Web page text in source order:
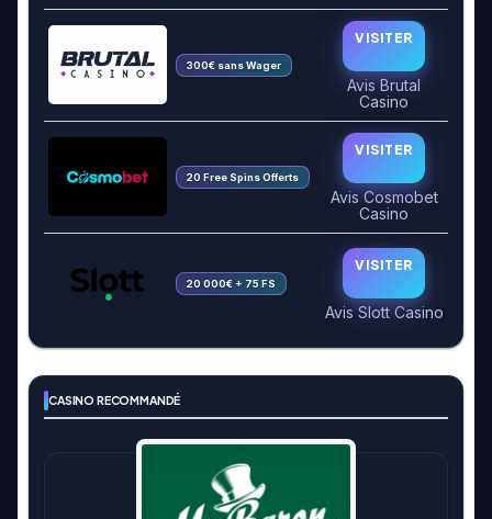
300€ sans Wager
VISITER
Avis Brutal
Casino
20 Free Spins Offerts
VISITER
Avis Cosmobet
Casino
20 000€ + 75 FS
VISITER
Avis Slott Casino
CASINO RECOMMANDÉ